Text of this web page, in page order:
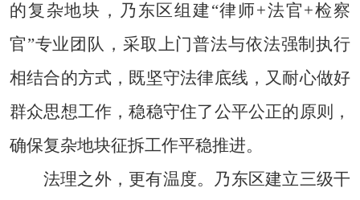
的复杂地块，乃东区组建“律师+法官+检察
官”专业团队，采取上门普法与依法强制执行
相结合的方式，既坚守法律底线，又耐心做好
群众思想工作，稳稳守住了公平公正的原则，
确保复杂地块征拆工作平稳推进。
法理之外，更有温度。乃东区建立三级干